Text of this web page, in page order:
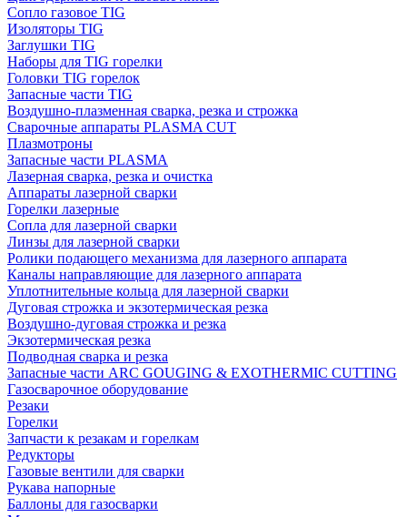
Сопло газовое TIG
Изоляторы TIG
Заглушки TIG
Наборы для TIG горелки
Головки TIG горелок
Запасные части TIG
Воздушно-плазменная сварка, резка и строжка
Сварочные аппараты PLASMA CUT
Плазмотроны
Запасные части PLASMA
Лазерная сварка, резка и очистка
Аппараты лазерной сварки
Горелки лазерные
Сопла для лазерной сварки
Линзы для лазерной сварки
Ролики подающего механизма для лазерного аппарата
Каналы направляющие для лазерного аппарата
Уплотнительные кольца для лазерной сварки
Дуговая строжка и экзотермическая резка
Воздушно-дуговая строжка и резка
Экзотермическая резка
Подводная сварка и резка
Запасные части ARC GOUGING & EXOTHERMIC CUTTING
Газосварочное оборудование
Резаки
Горелки
Запчасти к резакам и горелкам
Редукторы
Газовые вентили для сварки
Рукава напорные
Баллоны для газосварки